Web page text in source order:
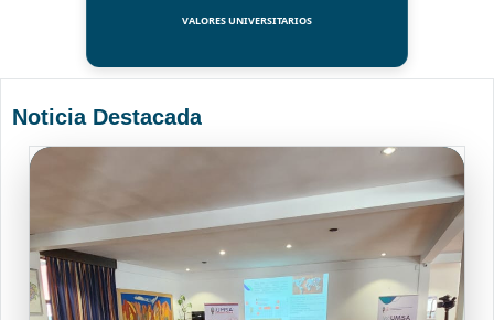
VALORES UNIVERSITARIOS
Noticia Destacada